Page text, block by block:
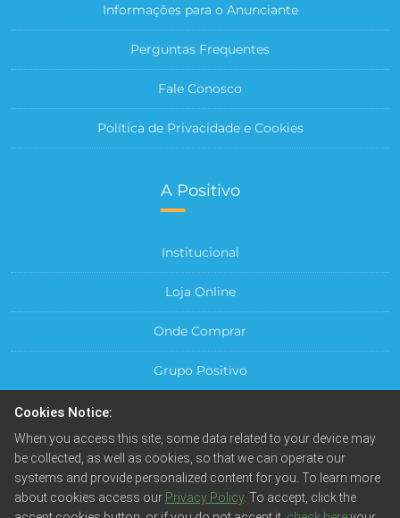
Informações para o Anunciante
Perguntas Frequentes
Fale Conosco
Política de Privacidade e Cookies
A Positivo
Institucional
Loja Online
Onde Comprar
Grupo Positivo
Central do Cliente
Cookies Notice:
When you access this site, some data related to your device may
be collected, as well as cookies, so that we can operate our
systems and provide personalized content for you. To learn more
about cookies access our Privacy Policy. To accept, click the